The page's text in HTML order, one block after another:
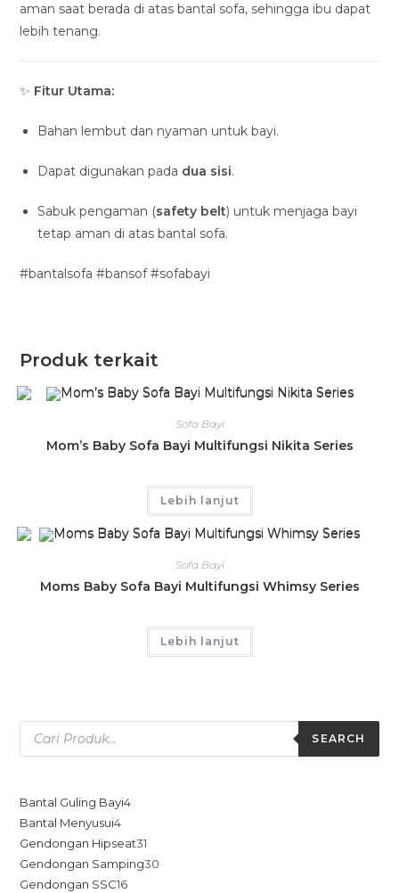
aman saat berada di atas bantal sofa, sehingga ibu dapat
lebih tenang.
✨ Fitur Utama:
Bahan lembut dan nyaman untuk bayi.
Dapat digunakan pada dua sisi.
Sabuk pengaman (safety belt) untuk menjaga bayi
tetap aman di atas bantal sofa.
#bantalsofa #bansof #sofabayi
Produk terkait
Sofa Bayi
Mom’s Baby Sofa Bayi Multifungsi Nikita Series
Lebih lanjut
Sofa Bayi
Moms Baby Sofa Bayi Multifungsi Whimsy Series
Lebih lanjut
SEARCH
Bantal Guling Bayi4
Bantal Menyusui4
Gendongan Hipseat31
Gendongan Samping30
Gendongan SSC16